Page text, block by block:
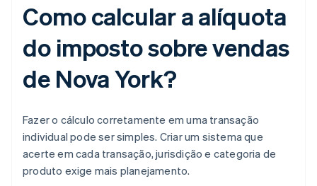
Como calcular a alíquota
do imposto sobre vendas
de Nova York?
Fazer o cálculo corretamente em uma transação
individual pode ser simples. Criar um sistema que
acerte em cada transação, jurisdição e categoria de
produto exige mais planejamento.